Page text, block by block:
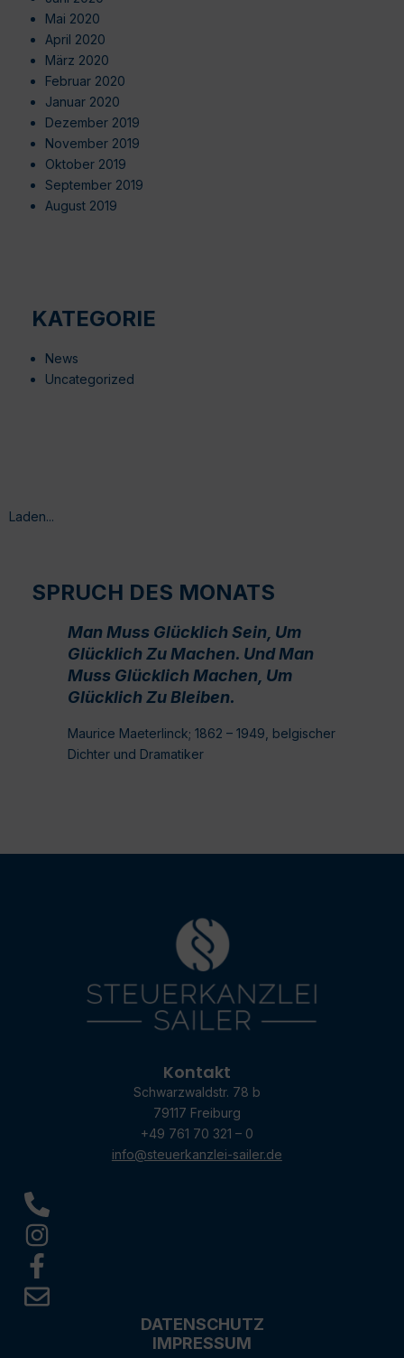
Mai 2020
April 2020
März 2020
Februar 2020
Januar 2020
Dezember 2019
November 2019
Oktober 2019
September 2019
August 2019
KATEGORIE
News
Uncategorized
Laden...
SPRUCH DES MONATS
Man Muss Glücklich Sein, Um
Glücklich Zu Machen. Und Man
Muss Glücklich Machen, Um
Glücklich Zu Bleiben.
Maurice Maeterlinck; 1862 – 1949, belgischer
Dichter und Dramatiker
Kontakt
Schwarzwaldstr. 78 b
79117 Freiburg
+49 761 70 321 – 0
info@steuerkanzlei-sailer.de
DATENSCHUTZ
IMPRESSUM